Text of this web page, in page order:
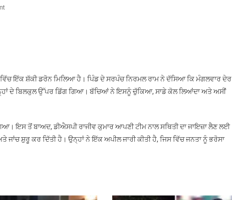
On
ਮੈਦਾਨ
‘ਚ
ਬੱਚਿਆਂ
‘ਤੇ
ਡਿੱਗਿਆ
ਇੱਕ ਸ਼ੱਕੀ ਡਰੋਨ ਮਿਲਿਆ ਹੈ। ਪਿੰਡ ਦੇ ਸਰਪੰਚ ਨਿਰਮਲ ਰਾਮ ਨੇ ਦੱਸਿਆ ਕਿ ਮੰਗਲਵਾਰ ਦੇਰ
ਦੇ ਬਿਲਕੁਲ ਉੱਪਰ ਡਿੱਗ ਗਿਆ। ਬੱਚਿਆਂ ਨੇ ਇਸਨੂੰ ਚੁੱਕਿਆ, ਸਾਡੇ ਕੋਲ ਲਿਆਂਦਾ ਅਤੇ ਅਸੀਂ
ਇਸ ਤੋਂ ਬਾਅਦ, ਡੀਐਸਪੀ ਰਾਜੀਵ ਕੁਮਾਰ ਆਪਣੀ ਟੀਮ ਨਾਲ ਸਥਿਤੀ ਦਾ ਜਾਇਜ਼ਾ ਲੈਣ ਲਈ
ਸ਼ੁਰੂ ਕਰ ਦਿੱਤੀ ਹੈ। ਉਨ੍ਹਾਂ ਨੇ ਇੱਕ ਅਪੀਲ ਜਾਰੀ ਕੀਤੀ ਹੈ, ਜਿਸ ਵਿੱਚ ਜਨਤਾ ਨੂੰ ਭਰੋਸਾ